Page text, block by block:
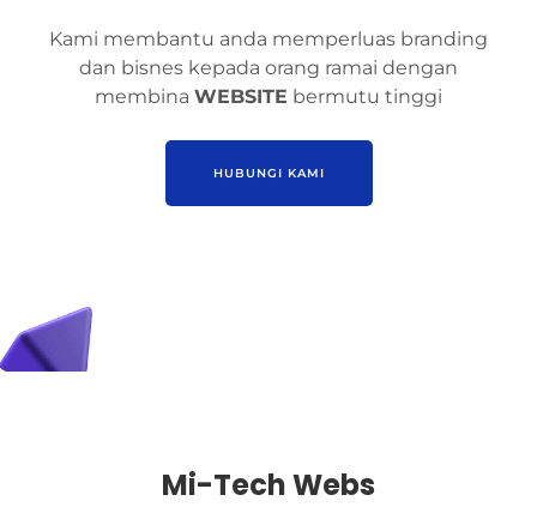
Kami membantu anda memperluas branding
dan bisnes kepada orang ramai dengan
membina WEBSITE bermutu tinggi
HUBUNGI KAMI
Mi-Tech Webs